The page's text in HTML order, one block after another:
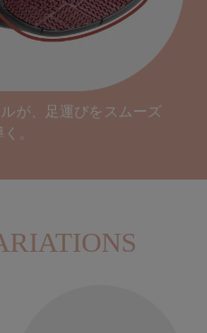
が、足運びをスムーズ
。